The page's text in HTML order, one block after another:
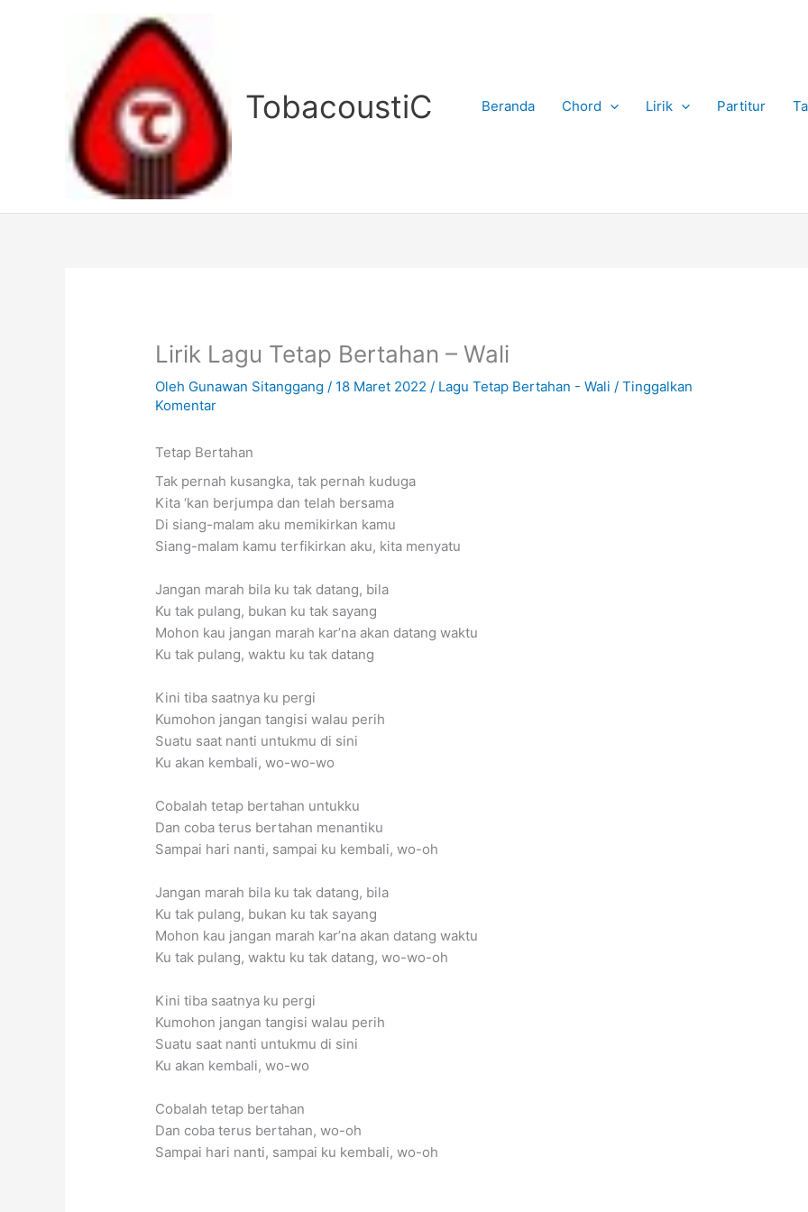
TobacoustiC Beranda Chord Lirik Partitur
Lirik Lagu Tetap Bertahan – Wali
Oleh Gunawan Sitanggang / 18 Maret 2022 / Lagu Tetap Bertahan - Wali /Tinggalkan
Komentar
Tetap Bertahan
Tak pernah kusangka, tak pernah kuduga
Kita ‘kan berjumpa dan telah bersama
Di siang-malam aku memikirkan kamu
Siang-malam kamu terfikirkan aku, kita menyatu
Jangan marah bila ku tak datang, bila
Ku tak pulang, bukan ku tak sayang
Mohon kau jangan marah kar’na akan datang waktu
Ku tak pulang, waktu ku tak datang
Kini tiba saatnya ku pergi
Kumohon jangan tangisi walau perih
Suatu saat nanti untukmu di sini
Ku akan kembali, wo-wo-wo
Cobalah tetap bertahan untukku
Dan coba terus bertahan menantiku
Sampai hari nanti, sampai ku kembali, wo-oh
Jangan marah bila ku tak datang, bila
Ku tak pulang, bukan ku tak sayang
Mohon kau jangan marah kar’na akan datang waktu
Ku tak pulang, waktu ku tak datang, wo-wo-oh
Kini tiba saatnya ku pergi
Kumohon jangan tangisi walau perih
Suatu saat nanti untukmu di sini
Ku akan kembali, wo-wo
Cobalah tetap bertahan
Dan coba terus bertahan, wo-oh
Sampai hari nanti, sampai ku kembali, wo-oh